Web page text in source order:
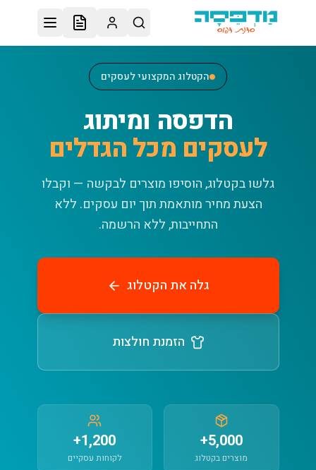
דלג לתוכן הראשי
הקטלוג המקצועי לעסקים
הדפסה ומיתוג
לעסקים מכל הגדלים
גלשו בקטלוג, הוסיפו מוצרים לבקשה — וקבלו
הצעת מחיר מותאמת תוך יום עסקים. ללא
התחייבות, ללא הרשמה.
גלה את הקטלוג
הזמנת חולצות
5,000+
מוצרים בקטלוג
1,200+
לקוחות עסקיים